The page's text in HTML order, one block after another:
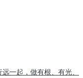
一起，做有根、有光、